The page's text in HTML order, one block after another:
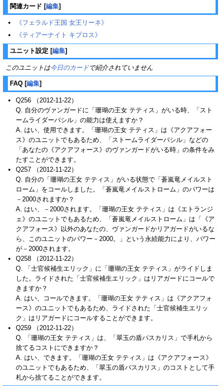
関連カード [編集]
《フェラルド王国 女王リーネ》
《ティアーナイト キプロス》
ユニット設定 [編集]
このユニットは今日のカードで紹介されていません
FAQ [編集]
Q256 （2012-11-22）
Q. 自分のヴァンガードに「珊瑚の王女 テティス」がいる時、「スト
ームライダーバシル」の能力は使えますか？
A. はい、使用できます。「珊瑚の王女 テティス」は《アクアフォー
ス》のユニットでもあるため、「ストームライダーバシル」などの
「あなたの《アクアフォース》のヴァンガードがいる時」の条件をみ
たすことができます。
Q257 （2012-11-22）
Q. 自分の「珊瑚の王女 テティス」がいる状態で「蒼嵐竜メイルスト
ローム」をコールしました。「蒼嵐竜メイルストローム」のパワーは
－2000されますか？
A. はい、－2000されます。「珊瑚の王女 テティス」は《エトランジ
ェ》のユニットでもあるため、「蒼嵐竜メイルストローム」は「《ア
クアフォース》以外のあなたの、ヴァンガードかリアガードがいるな
ら、このユニットのパワー－2000。」という永続能力により、パワー
が－2000されます。
Q258 （2012-11-22）
Q. 「士官候補生エリック」に「珊瑚の王女 テティス」がライドしま
した。ライドされた「士官候補生エリック」はリアガードにコールで
きますか？
A. はい、コールできます。「珊瑚の王女 テティス」は《アクアフォ
ース》のユニットでもあるため、ライドされた「士官候補生エリッ
ク」はリアガードにコールすることができます。
Q259 （2012-11-22）
Q. 「珊瑚の王女 テティス」は、「翠玉の盾パスカリス」で手札から
捨てるコストにできますか？
A. はい、できます。「珊瑚の王女 テティス」は《アクアフォース》
のユニットでもあるため、「翠玉の盾パスカリス」のコストとして手
札から捨てることができます。